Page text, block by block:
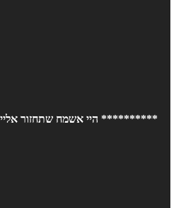
היי אשמח שתחזור אליי צריך שיעורים פרטיים להכנה **********